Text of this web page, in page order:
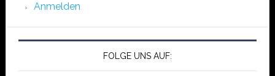
Anmelden
FOLGE UNS AUF: